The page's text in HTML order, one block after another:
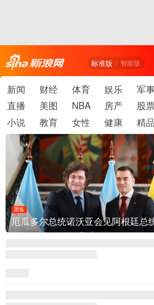
标准版 智能版
新闻 财经 体育 娱乐 军
直播
美图 NBA 房产 股
小说
教育 女性 健康 精品
图集
美国斯波坎：野火烧毁700多所房屋